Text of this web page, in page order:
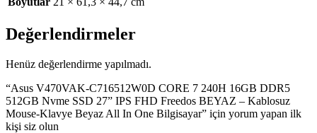
Değerlendirmeler
Henüz değerlendirme yapılmadı.
“Asus V470VAK-C716512W0D CORE 7 240H 16GB DDR5
512GB Nvme SSD 27” IPS FHD Freedos BEYAZ – Kablosuz
Mouse-Klavye Beyaz All In One Bilgisayar” için yorum yapan ilk
kişi siz olun